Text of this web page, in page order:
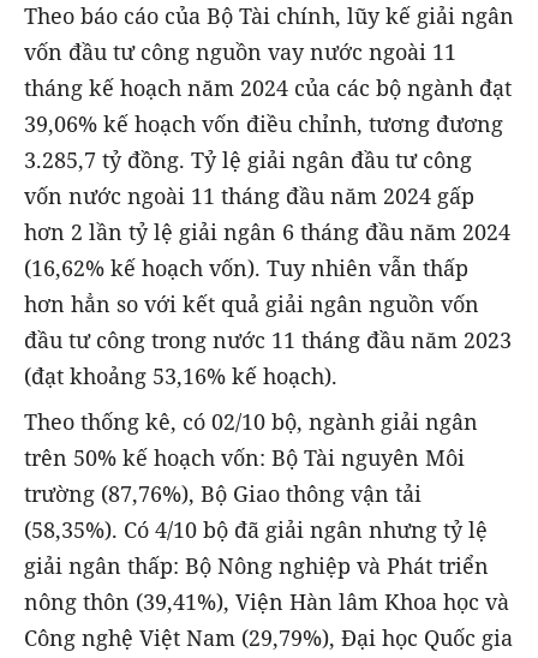
Theo báo cáo của Bộ Tài chính, lũy kế giải ngân
vốn đầu tư công nguồn vay nước ngoài 11
tháng kế hoạch năm 2024 của các bộ ngành đạt
39,06% kế hoạch vốn điều chỉnh, tương đương
3.285,7 tỷ đồng. Tỷ lệ giải ngân đầu tư công
vốn nước ngoài 11 tháng đầu năm 2024 gấp
hơn 2 lần tỷ lệ giải ngân 6 tháng đầu năm 2024
(16,62% kế hoạch vốn). Tuy nhiên vẫn thấp
hơn hẳn so với kết quả giải ngân nguồn vốn
đầu tư công trong nước 11 tháng đầu năm 2023
(đạt khoảng 53,16% kế hoạch).
Theo thống kê, có 02/10 bộ, ngành giải ngân
trên 50% kế hoạch vốn: Bộ Tài nguyên Môi
trường (87,76%), Bộ Giao thông vận tải
(58,35%). Có 4/10 bộ đã giải ngân nhưng tỷ lệ
giải ngân thấp: Bộ Nông nghiệp và Phát triển
nông thôn (39,41%), Viện Hàn lâm Khoa học và
Công nghệ Việt Nam (29,79%), Đại học Quốc gia